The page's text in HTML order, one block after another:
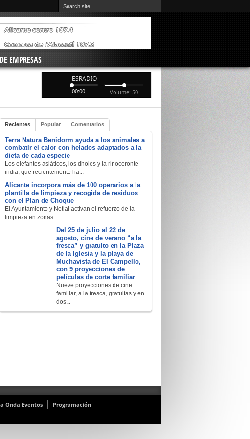
EMPRESAS
ESRADIO
00:00 Volume: 50
Recientes Popular Comentarios
Terra Natura Benidorm ayuda a los animales a
combatir el calor con helados adaptados a la
dieta de cada especie
Los elefantes asiáticos, los dholes y la rinoceronte
india, que recientemente ha...
Alicante incorpora más de 100 operarios a la
plantilla de limpieza y recogida de residuos
con el Plan de Choque
El Ayuntamiento y Netial activan el refuerzo de la
limpieza en zonas...
Del 25 de julio al 22 de
agosto, cine de verano “a la
fresca” y gratuito en la Plaza
de la Iglesia y la playa de
Muchavista de El Campello,
con 9 proyecciones de
películas de corte familiar
Nueve proyecciones de cine
familiar, a la fresca, gratuitas y en
dos...
Onda Eventos Programación